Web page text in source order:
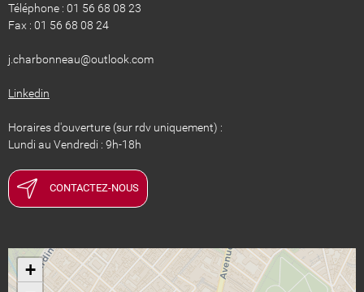
Téléphone : 01 56 68 08 23
Fax : 01 56 68 08 24
​​​​​​​j.charbonneau@outlook.com
Linkedin
Horaires d'ouverture (sur rdv uniquement) :
Lundi au Vendredi : 9h-18h
CONTACTEZ-NOUS
+